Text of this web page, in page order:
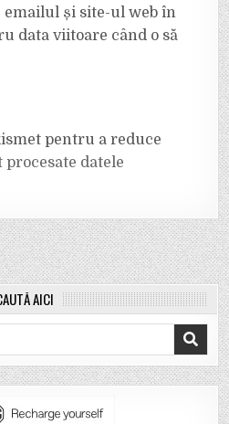
emailul și site-ul web în
data viitoare când o să
pentru a reduce
datele
AICI